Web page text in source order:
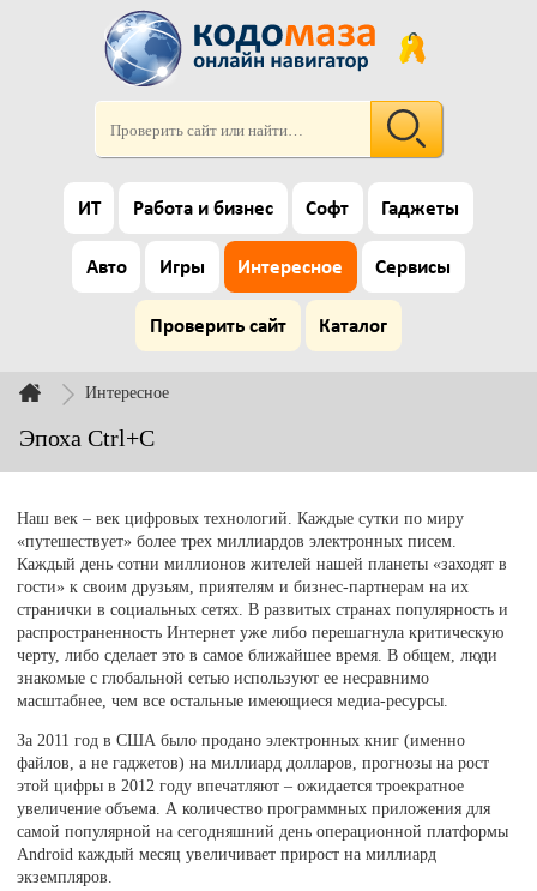
ИТ Работа и бизнес Софт Гаджеты
Авто Игры Интересное Сервисы
Проверить сайт Каталог
Интересное
Эпоха Ctrl+C
Наш век – век цифровых технологий. Каждые сутки по миру
«путешествует» более трех миллиардов электронных писем.
Каждый день сотни миллионов жителей нашей планеты «заходят в
гости» к своим друзьям, приятелям и бизнес-партнерам на их
странички в социальных сетях. В развитых странах популярность и
распространенность Интернет уже либо перешагнула критическую
черту, либо сделает это в самое ближайшее время. В общем, люди
знакомые с глобальной сетью используют ее несравнимо
масштабнее, чем все остальные имеющиеся медиа-ресурсы.
За 2011 год в США было продано электронных книг (именно
файлов, а не гаджетов) на миллиард долларов, прогнозы на рост
этой цифры в 2012 году впечатляют – ожидается троекратное
увеличение объема. А количество программных приложения для
самой популярной на сегодняшний день операционной платформы
Android каждый месяц увеличивает прирост на миллиард
экземпляров.